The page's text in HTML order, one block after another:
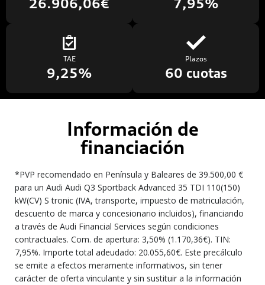
26.906,06€ 7,95%
TAE
9,25%
Plazos
60 cuotas
Información de
financiación
*PVP recomendado en Península y Baleares de 39.500,00 €
para un Audi Audi Q3 Sportback Advanced 35 TDI 110(150)
kW(CV) S tronic (IVA, transporte, impuesto de matriculación,
descuento de marca y concesionario incluidos), financiando
a través de Audi Financial Services según condiciones
contractuales. Com. de apertura: 3,50% (1.170,36€). TIN:
7,95%. Importe total adeudado: 20.055,60€. Este precálculo
se emite a efectos meramente informativos, sin tener
carácter de oferta vinculante y sin sustituir a la información